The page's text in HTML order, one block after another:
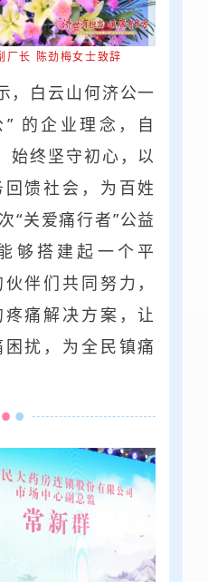
总经理 孟召辉
副总经理 孟召杰
厂长 陈劲梅女士致辞
，白云山何济公一
的企业理念，自
始终坚守初心，以
馈社会，为百姓
“关爱痛行者”公益
够搭建起一个平
伴们共同努力，
痛解决方案，让
扰，为全民镇痛